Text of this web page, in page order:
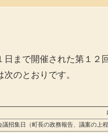
日まで開催された第１２
のとおりです。
招集日（町長の政務報告、議案の上